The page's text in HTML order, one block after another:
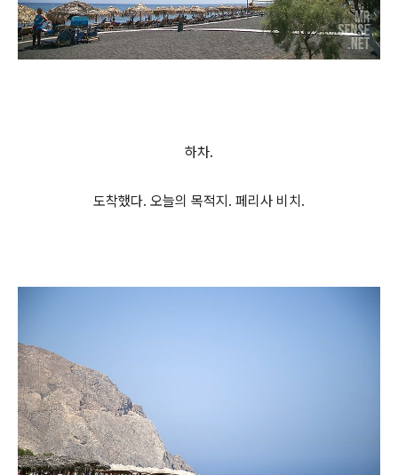
하차.
도착했다. 오늘의 목적지. 페리사 비치.